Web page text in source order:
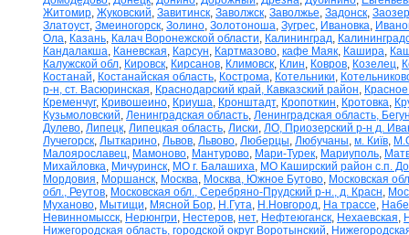
Житомир, Жуковский, Завитинск, Заволжск, Заволжье, Задонск,
Златоуст, Змеиногорск, Золино, Золотоноша, Зугрес, Ивановка,
Ола, Казань, Калач Воронежской области, Калининград,
Кандалакша, Каневская, Карсун, Картмазово, кафе Маяк, Кашира,
Калужской обл, Кировск, Кирсанов, Климовск, Клин, Ковров, Козелец,
Костанай, Костанайская область, Кострома, Котельники,
р-н, ст. Васюринская, Краснодарский край, Кавказский район,
Кременчуг, Кривошеино, Криуша, Кронштадт, Кропоткин, Кротовка,
Кузьмоловский, Ленинградская область, Ленинградская область,
Дулево, Липецк, Липецкая область, Лиски, ЛО, Приозерский р-н д.
Лучегорск, Лыткарино, Львов, Львово, Люберцы, Любучаны, м. Київ,
Малоярославец, Мамоново, Мантурово, Мари-Турек, Мариуполь,
Михайловка, Мичуринск, МО г. Балашиха, МО Каширский район с.п.
Мордовия, Моршанск, Москва, Москва, Южное Бутово, Московская
обл., Реутов, Московская обл., Серебряно-Прудский р-н., д. Красн,
Муханово, Мытищи, Мясной Бор, Н.Гута, Н.Новгород, На трассе,
Невинномысск, Нерюнгри, Нестеров, нет, Нефтеюганск, Нехаевская,
Нижегородская область, городской округ Воротынский,